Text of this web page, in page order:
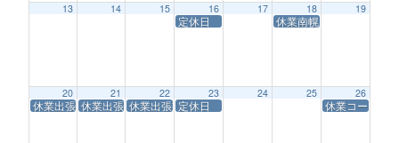
13 14 15 16
定休日
17 18
休業南幌コースサービス
19
20
休業出張業務
21
休業出張業務
22
休業出張業務
23
定休日
24 25 26
休業コースサ